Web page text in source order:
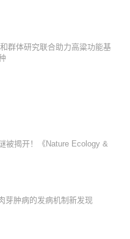
群体研究联合助力高粱功能基
被揭开！《Nature Ecology &
芽肿病的发病机制新发现